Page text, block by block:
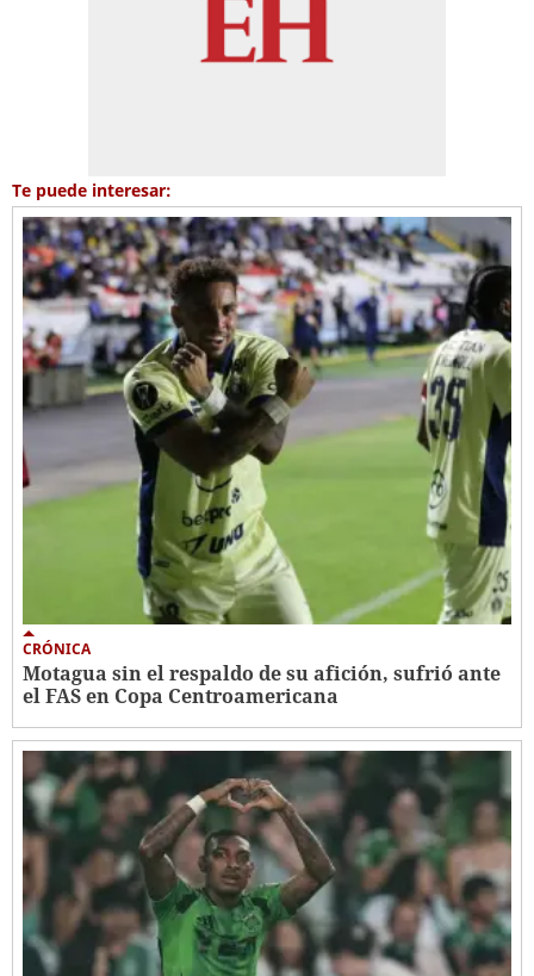
Te puede interesar:
CRÓNICA
Motagua sin el respaldo de su afición, sufrió ante
el FAS en Copa Centroamericana